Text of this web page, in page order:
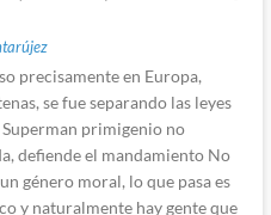
precisamente en Europa,
se fue separando las leyes
primigenio no
defiende el mandamiento No
género moral, lo que pasa es
y naturalmente hay gente que